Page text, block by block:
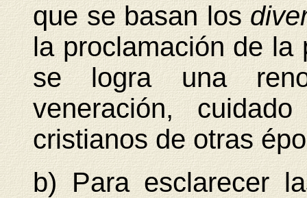
que se basan los
la proclamación de la
se logra una
veneración,
cristianos de otras
b) Para esclarecer